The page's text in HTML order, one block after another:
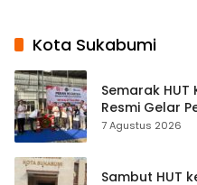
Kota Sukabumi
Semarak HUT
Resmi Gelar
Tradisional
7 Agustus 2026
Sambut HUT